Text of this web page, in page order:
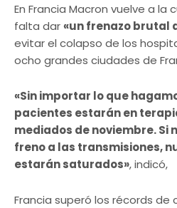
En Francia Macron vuelve a la
falta dar «un frenazo brutal
evitar el colapso de los
ocho grandes ciudades de
«Sin importar lo que
pacientes estarán en
mediados de noviembre. Si
freno a las transmisiones,
estarán saturados», indicó,
Francia superó los récords de